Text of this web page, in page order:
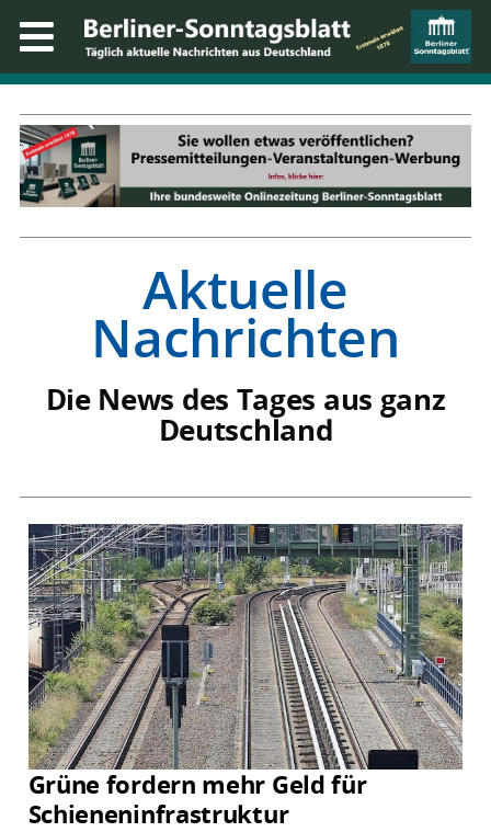
Aktuelle
Nachrichten
Die News des Tages aus ganz
Deutschland
Grüne fordern mehr Geld für
Schieneninfrastruktur